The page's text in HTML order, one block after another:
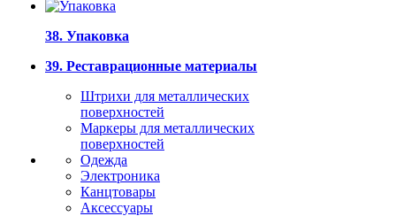
38. Упаковка
39. Реставрационные материалы
Штрихи для металлических
поверхностей
Маркеры для металлических
поверхностей
Одежда
Электроника
Канцтовары
Аксессуары